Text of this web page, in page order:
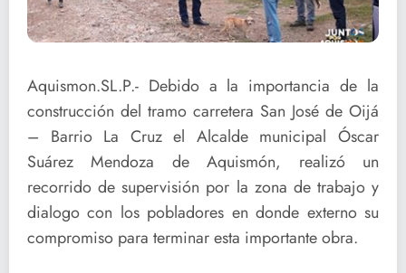
Aquismon.SL.P.- Debido a la importancia de la
construcción del tramo carretera San José de Oijá
– Barrio La Cruz el Alcalde municipal Óscar
Suárez Mendoza de Aquismón, realizó un
recorrido de supervisión por la zona de trabajo y
dialogo con los pobladores en donde externo su
compromiso para terminar esta importante obra.